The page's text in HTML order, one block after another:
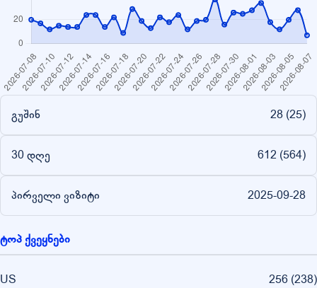
გუშინ 28 (25)
30 დღე 612 (564)
პირველი ვიზიტი 2025-09-28
ტოპ ქვეყნები
US 256 (238)